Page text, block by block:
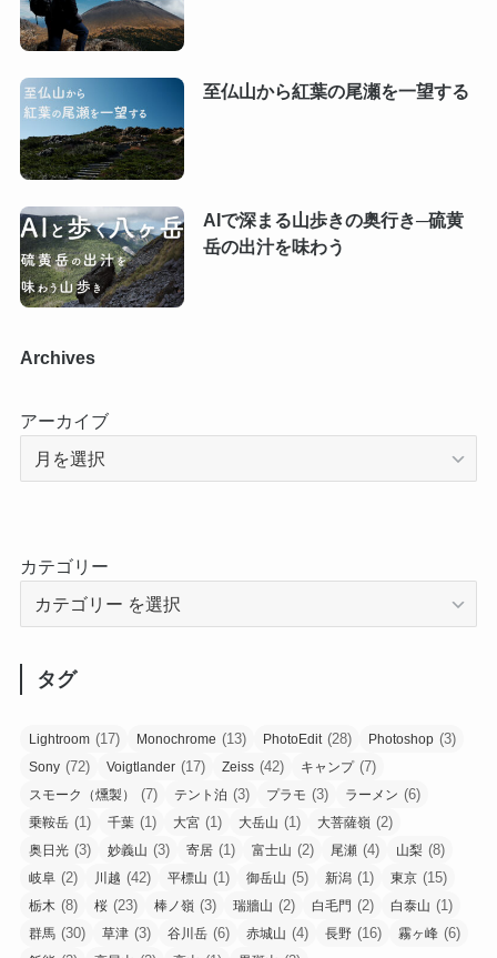
至仏山から紅葉の尾瀬を一望する
AIで深まる山歩きの奥行き─硫黄
岳の出汁を味わう
Archives
アーカイブ
カテゴリー
タグ
Lightroom (17) Monochrome (13) PhotoEdit (28) Photoshop (3)
Sony (72) Voigtlander (17) Zeiss (42) キャンプ(7)
スモーク（燻製） (7) テント泊 (3) プラモ (3) ラーメン (6)
乗鞍岳 (1) 千葉 (1) 大宮 (1) 大岳山 (1) 大菩薩嶺 (2)
奥日光 (3) 妙義山 (3) 寄居 (1) 富士山 (2) 尾瀬 (4) 山梨 (8)
岐阜 (2) 川越 (42) 平標山 (1) 御岳山 (5) 新潟 (1) 東京 (15)
栃木 (8) 桜 (23) 棒ノ嶺 (3) 瑞牆山 (2) 白毛門 (2) 白泰山 (1)
群馬 (30) 草津 (3) 谷川岳 (6) 赤城山 (4) 長野 (16) 霧ヶ峰 (6)